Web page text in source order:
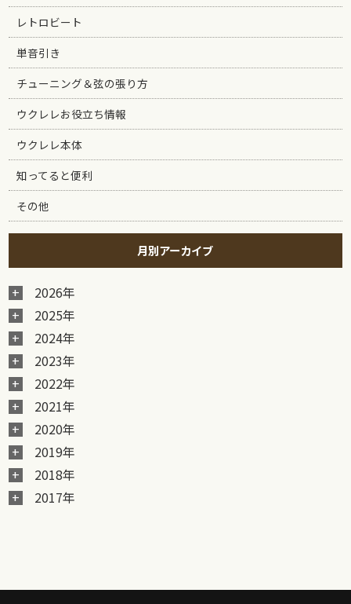
レトロビート
単音引き
チューニング＆弦の張り方
ウクレレお役立ち情報
ウクレレ本体
知ってると便利
その他
月別アーカイブ
2026年
2025年
2024年
2023年
2022年
2021年
2020年
2019年
2018年
2017年